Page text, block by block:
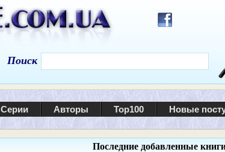
Поиск
Серии Авторы Top100 Новые
Последние добавленные